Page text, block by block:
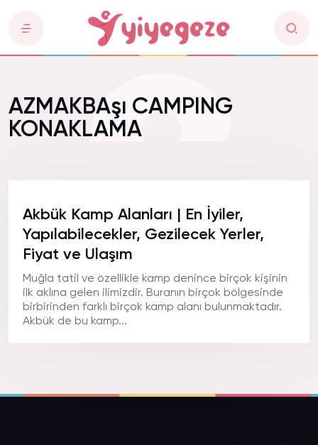
AZMAKBAşı CAMPING
KONAKLAMA
Akbük Kamp Alanları | En İyiler,
Yapılabilecekler, Gezilecek Yerler,
Fiyat ve Ulaşım
Muğla tatil ve özellikle kamp denince birçok kişinin
ilk aklına gelen ilimizdir. Buranın birçok bölgesinde
birbirinden farklı birçok kamp alanı bulunmaktadır.
Akbük de bu kamp...